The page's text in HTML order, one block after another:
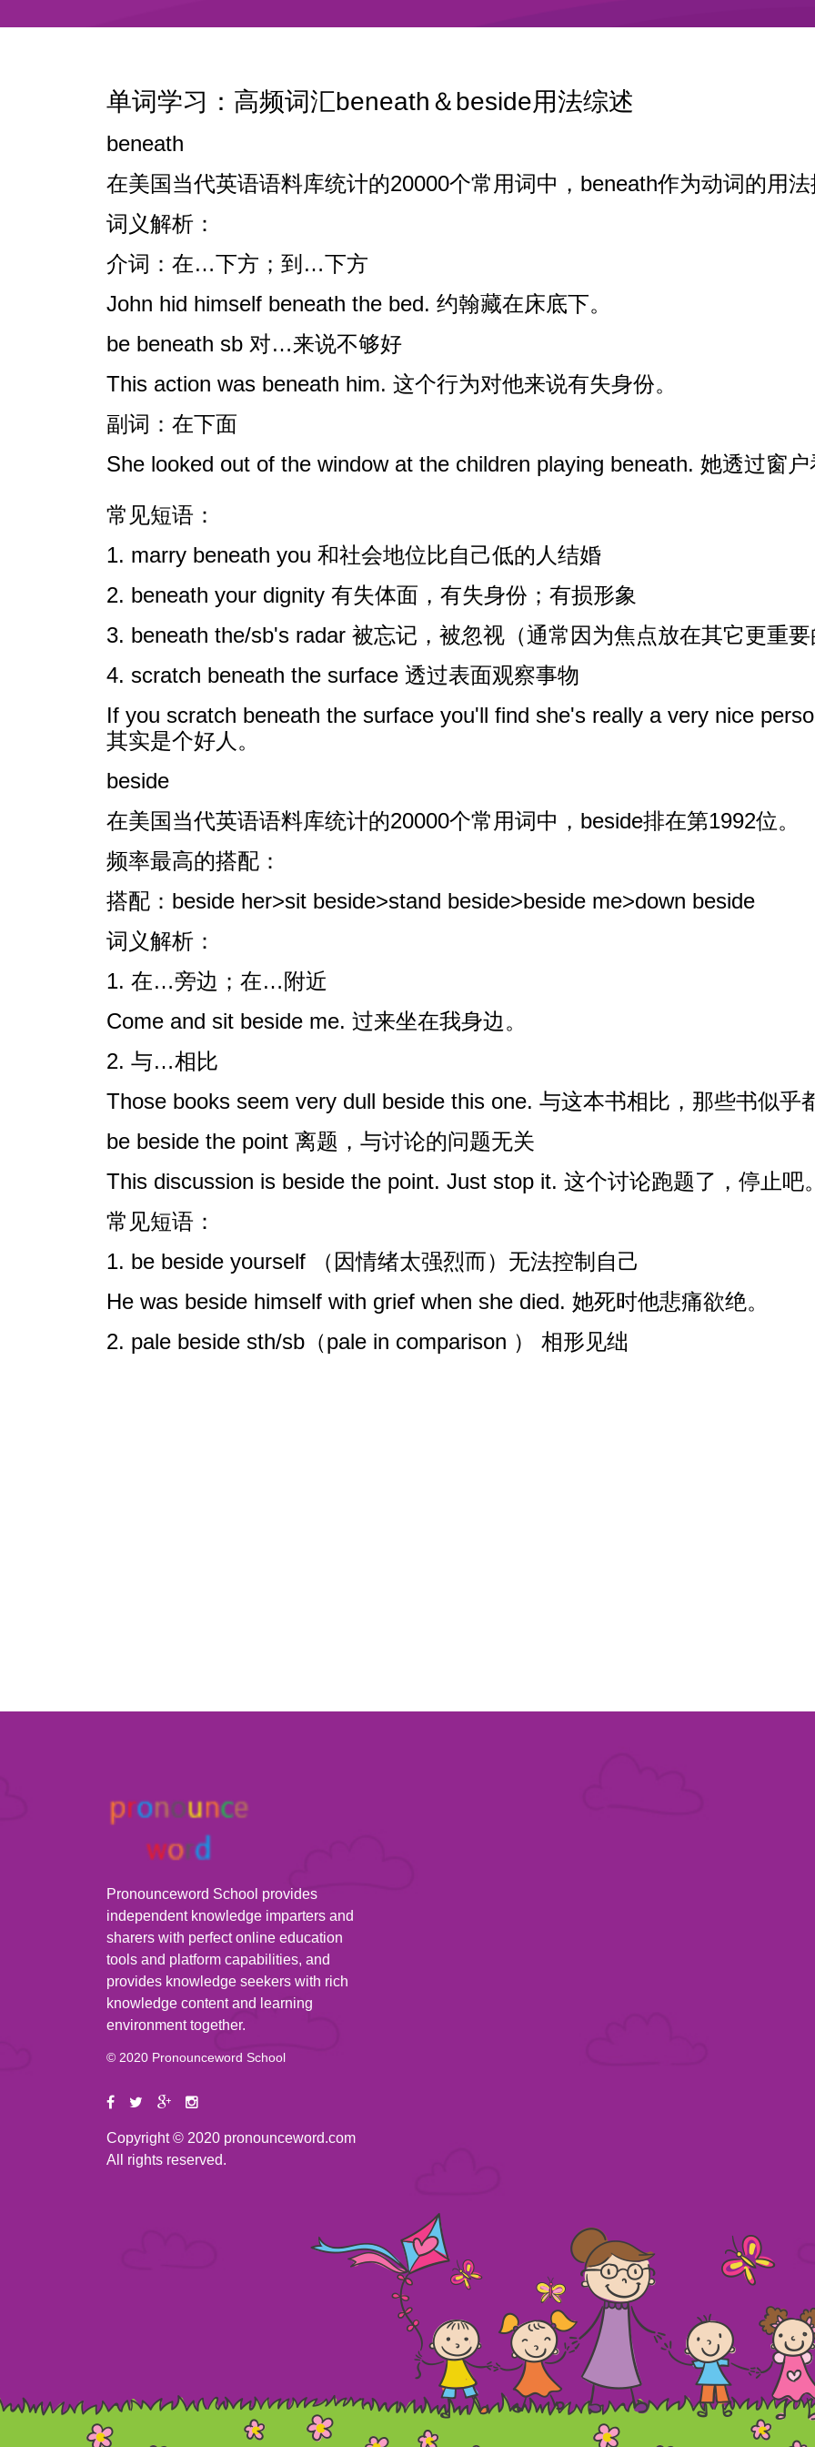
单词学习：高频词汇beneath＆beside用法综述
beneath
在美国当代英语语料库统计的20000个常用词中，beneath作为动词的用法
词义解析：
介词：在…下方；到…下方
John hid himself beneath the bed. 约翰藏在床底下。
be beneath sb 对…来说不够好
This action was beneath him. 这个行为对他来说有失身份。
副词：在下面
She looked out of the window at the children playing beneath. 她透过窗户
常见短语：
1. marry beneath you 和社会地位比自己低的人结婚
2. beneath your dignity 有失体面，有失身份；有损形象
3. beneath the/sb's radar 被忘记，被忽视（通常因为焦点放在其它更重要
4. scratch beneath the surface 透过表面观察事物
If you scratch beneath the surface you'll find she's really a very nice
其实是个好人。
beside
在美国当代英语语料库统计的20000个常用词中，beside排在第1992位。
频率最高的搭配：
搭配：beside her>sit beside>stand beside>beside me>down beside
词义解析：
1. 在…旁边；在…附近
Come and sit beside me. 过来坐在我身边。
2. 与…相比
Those books seem very dull beside this one. 与这本书相比，那些书似乎
be beside the point 离题，与讨论的问题无关
This discussion is beside the point. Just stop it. 这个讨论跑题了，停止吧。
常见短语：
1. be beside yourself （因情绪太强烈而）无法控制自己
He was beside himself with grief when she died. 她死时他悲痛欲绝。
2. pale beside sth/sb（pale in comparison ） 相形见绌
Pronounceword School provides
independent knowledge imparters and
sharers with perfect online education
tools and platform capabilities, and
provides knowledge seekers with rich
knowledge content and learning
environment together.
© 2020 Pronounceword School
Copyright © 2020 pronounceword.com
All rights reserved.